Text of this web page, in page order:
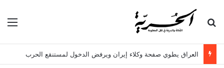
بحث عن
العراق يطوي صفحة وكلاء إيران ويرفض الدخول لمستنقع الحرب